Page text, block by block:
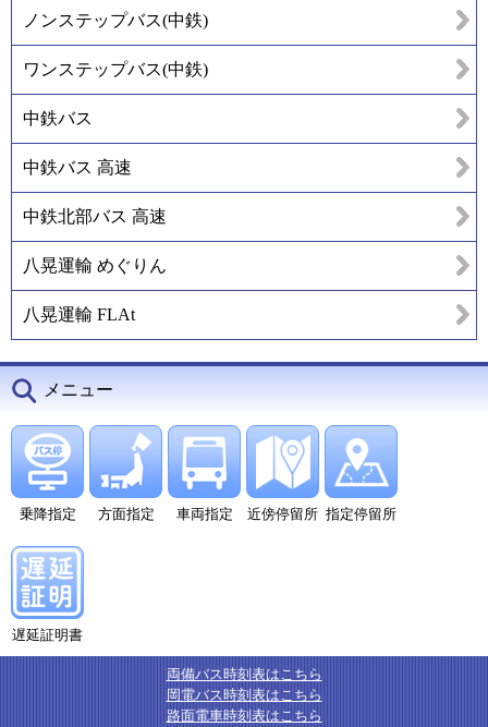
ノンステップバス(中鉄)
ワンステップバス(中鉄)
中鉄バス
中鉄バス 高速
中鉄北部バス 高速
八晃運輸 めぐりん
八晃運輸 FLAt
メニュー
乗降指定 方面指定 車両指定 近傍停留所 指定停留所
遅延証明書
両備バス時刻表はこちら
岡電バス時刻表はこちら
路面電車時刻表はこちら